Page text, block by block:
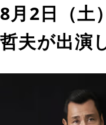
8月2日（土
哲夫が出演